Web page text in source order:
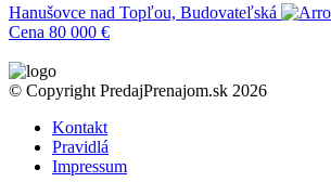
Hanušovce nad Topľou, Budovateľská
Cena 80 000 €
© Copyright PredajPrenajom.sk 2026
Kontakt
Pravidlá
Impressum